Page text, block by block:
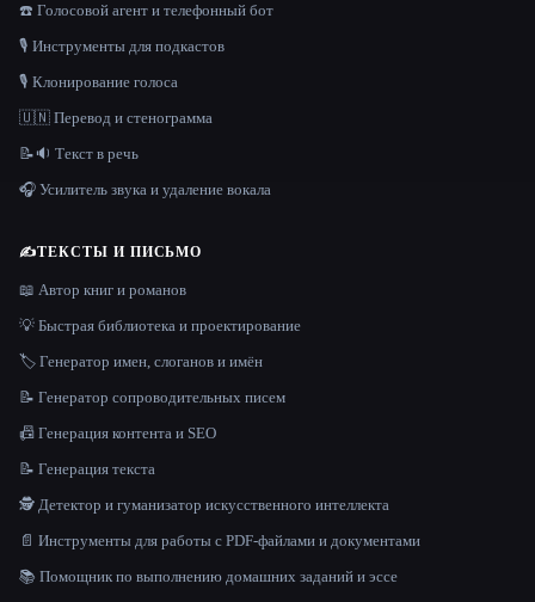
☎️ Голосовой агент и телефонный бот
🎙️ Инструменты для подкастов
🎙️ Клонирование голоса
🇺🇳 Перевод и стенограмма
📝🔉 Текст в речь
🎧 Усилитель звука и удаление вокала
✍️ТЕКСТЫ И ПИСЬМО
📖 Автор книг и романов
💡 Быстрая библиотека и проектирование
🏷️ Генератор имен, слоганов и имён
📝 Генератор сопроводительных писем
📠 Генерация контента и SEO
📝 Генерация текста
🕵️ Детектор и гуманизатор искусственного интеллекта
📄 Инструменты для работы с PDF-файлами и документами
📚 Помощник по выполнению домашних заданий и эссе